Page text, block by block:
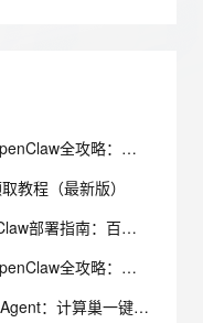
阿里云计算巢部署OpenClaw全攻略：百炼Coding Plan与Token Plan配置实战教程
教程（最新版）
阿里云计算巢OpenClaw部署指南：百炼Coding Plan/Token Plan接入与性能优化全解
阿里云计算巢部署OpenClaw全攻略：百炼Coding Plan与Token Plan配置实战指南
零门槛搭建Hermes Agent：计算巢一键部署+百炼双Plan配置完整教程
Database 发布